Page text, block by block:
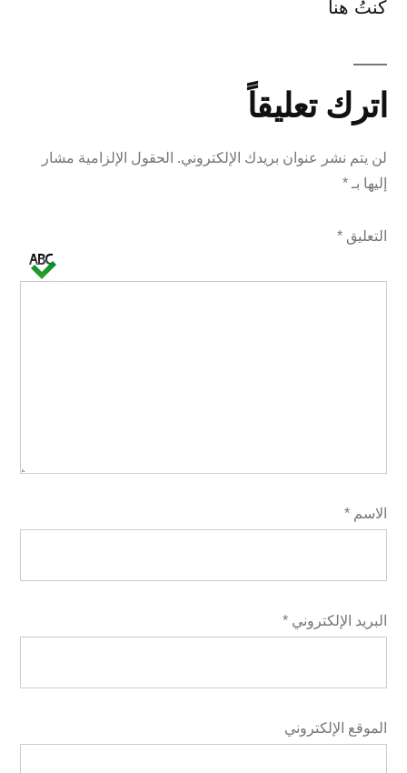
كنتُ هنا
اترك تعليقاً
لن يتم نشر عنوان بريدك الإلكتروني. الحقول الإلزامية مشار
إليها بـ *
التعليق *
الاسم *
البريد الإلكتروني *
الموقع الإلكتروني